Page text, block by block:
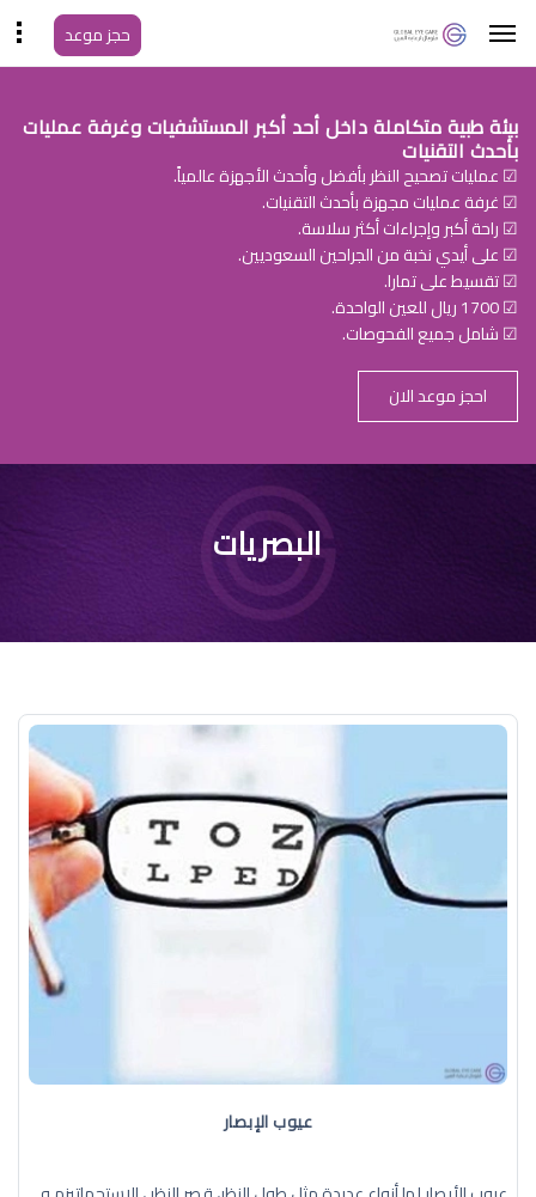
حجز موعد
بيئة طبية متكاملة داخل أحد أكبر المستشفيات وغرفة عمليات
بأحدث التقنيات
☑ عمليات تصحيح النظر بأفضل وأحدث الأجهزة عالمياً.
☑ غرفة عمليات مجهزة بأحدث التقنيات.
☑ راحة أكبر وإجراءات أكثر سلاسة.
☑ على أيدي نخبة من الجراحين السعوديين.
☑ تقسيط على تمارا.
☑ 1700 ريال للعين الواحدة.
☑ شامل جميع الفحوصات.
احجز موعد الان
البصريات
عيوب الإبصار